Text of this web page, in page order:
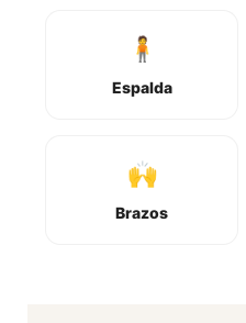
🧍
Espalda
🙌
Brazos